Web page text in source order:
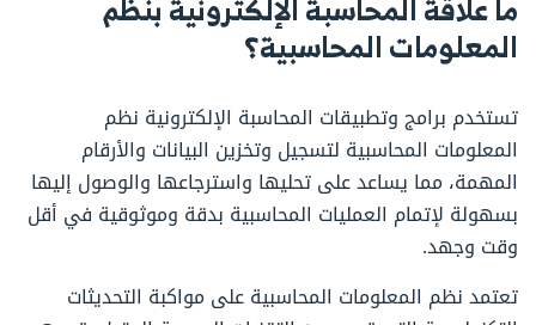
المعلومات المحاسبية؟
تستخدم برامج وتطبيقات المحاسبة الإلكترونية نظم
المعلومات المحاسبية لتسجيل وتخزين البيانات والأرقام
المهمة، مما يساعد على تحليها واسترجاعها والوصول إليها
بسهولة لإتمام العمليات المحاسبية بدقة وموثوقية في أقل
وقت وجهد.
تعتمد نظم المعلومات المحاسبية على مواكبة التحديثات